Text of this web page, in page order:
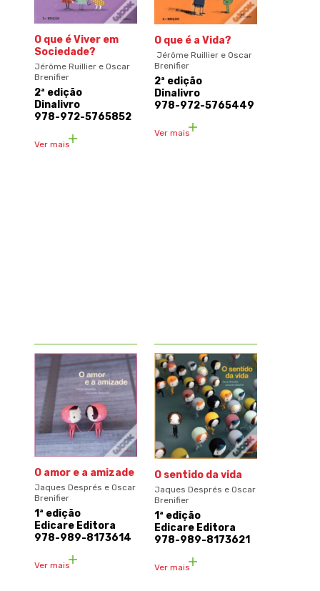
O que é Viver em
Sociedade?
Jérôme Ruillier e Oscar
Brenifier
2ª edição
Dinalivro
978-972-5765852
Ver mais
O que é a Vida?
Jérôme Ruillier e Oscar
Brenifier
2ª edição
Dinalivro
978-972-5765449
Ver mais
O amor e a amizade
Jaques Després e Oscar
Brenifier
1ª edição
Edicare Editora
978-989-8173614
Ver mais
O sentido da vida
Jaques Després e Oscar
Brenifier
1ª edição
Edicare Editora
978-989-8173621
Ver mais